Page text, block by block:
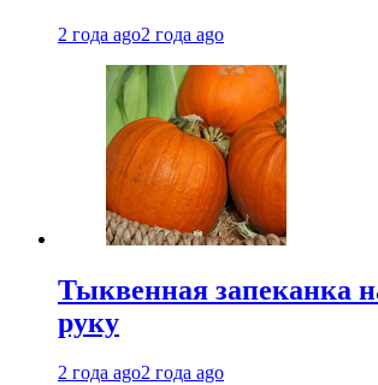
2 года ago2 года ago
Тыквенная запеканка
руку
2 года ago2 года ago